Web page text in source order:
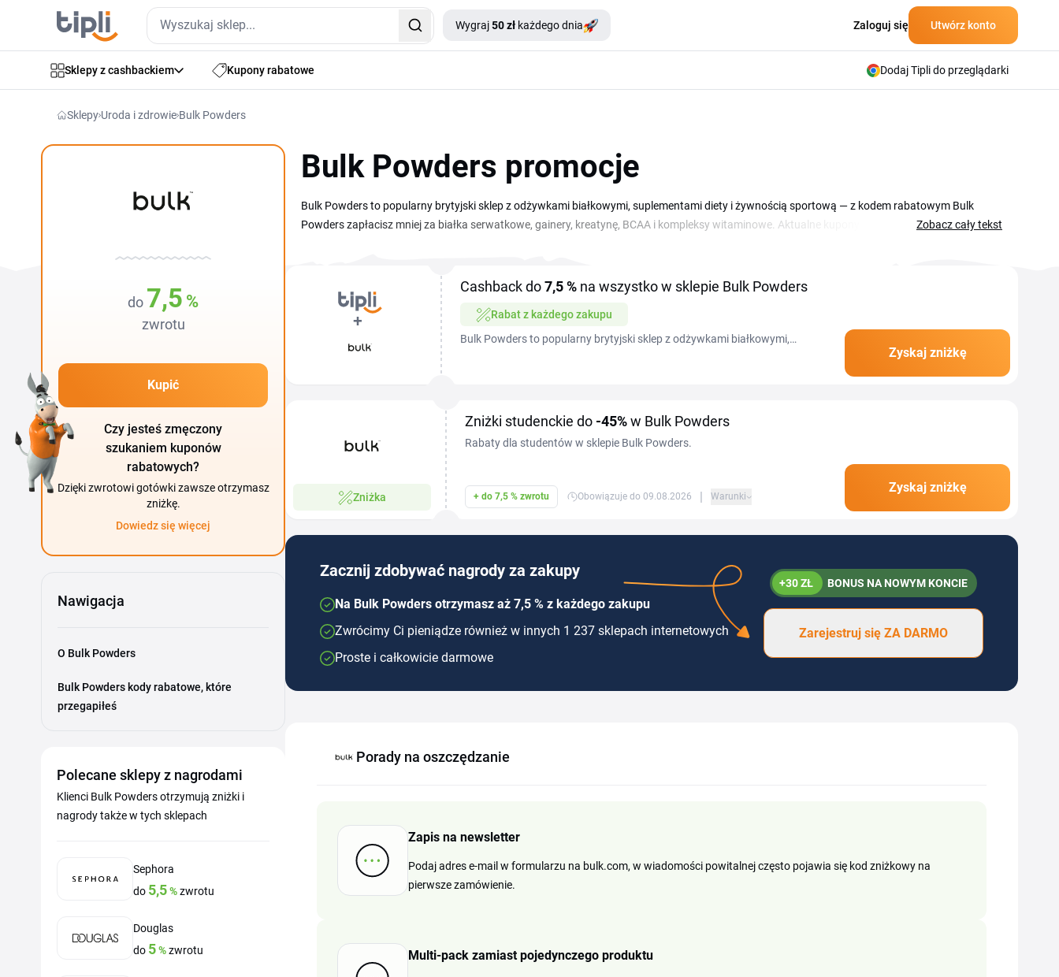
Wygraj50 zł każdego dnia Zaloguj się Utwórz konto
Sklepy z cashbackiem Kupony rabatowe Dodaj Tipli do przeglądarki
Sklepy Uroda i zdrowie Bulk Powders
do 7,5 %
zwrotu
Kupić
Czy jesteś zmęczony
szukaniem kuponów
rabatowych?
Dzięki zwrotowi gotówki zawsze otrzymasz
zniżkę.
Dowiedz się więcej
Nawigacja
O Bulk Powders
Bulk Powders kody rabatowe, które
przegapiłeś
Polecane sklepy z nagrodami
Klienci Bulk Powders otrzymują zniżki i
nagrody także w tych sklepach
Sephora
do 5,5%zwrotu
Douglas
do 5%zwrotu
Bulk Powders promocje
Bulk Powders to popularny brytyjski sklep z odżywkami białkowymi, suplementami diety i żywnością sportową — z kodem rabatowym Bulk
Powders zapłacisz mniej za białka serwatkowe, gainery, kreatynę, BCAA i kompleksy witaminowe. Aktualne kupony i kody zniżkowe znajdziesz
o nowe smaki, formy aplikacyjne i pakiety promocyjne. Korzystając z aktywnego kuponu, kupisz białko WPC, batony proteinowe, BCAA czy
odżywki przedtreningowe za niższą kwotę. Kody zniżkowe sprawdzają się zarówno przy pierwszym zamówieniu, jak i przy regularnych
zakupach abonamentowych w ramach programu Bulk Subscriptions.
Zobacz cały tekst
Cashback do7,5 % na wszystko w sklepie Bulk Powders
Rabat z każdego zakupu
Bulk Powders to popularny brytyjski sklep z odżywkami białkowymi,
Zyskaj zniżkę
Zniżka
Zniżki studenckie do -45%w Bulk Powders
Rabaty dla studentów w sklepie Bulk Powders.
+ do 7,5 % zwrotu Obowiązuje do 09.08.2026 | Warunki
Zyskaj zniżkę
Zacznij zdobywać nagrody za zakupy
Na Bulk Powders otrzymasz aż 7,5 % z każdego zakupu
Zwrócimy Ci pieniądze również w innych 1 237 sklepach internetowych
Proste i całkowicie darmowe
+30 ZŁ BONUS NA NOWYM KONCIE
Zarejestruj się ZA DARMO
Porady na oszczędzanie
Zapis na newsletter
Podaj adres e-mail w formularzu na bulk.com, w wiadomości powitalnej często pojawia się kod zniżkowy na
pierwsze zamówienie.
Multi-pack zamiast pojedynczego produktu